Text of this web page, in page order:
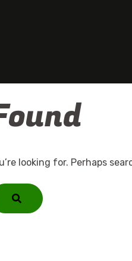
looking for. Perhaps